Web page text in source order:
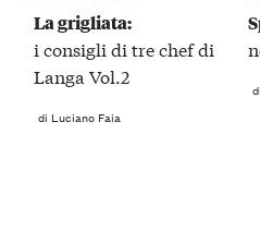
La grigliata:
i consigli di tre chef di
Langa Vol.2
di Luciano Faia